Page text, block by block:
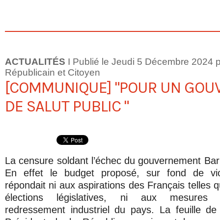
ACTUALITÉS I Publié le Jeudi 5 Décembre 2024
Républicain et Citoyen
[COMMUNIQUE] "POUR UN
DE SALUT PUBLIC "
La censure soldant l’échec du gouvernement
En effet le budget proposé, sur fond de
répondait ni aux aspirations des Français telles
élections législatives, ni aux mesures
redressement industriel du pays. La feuille